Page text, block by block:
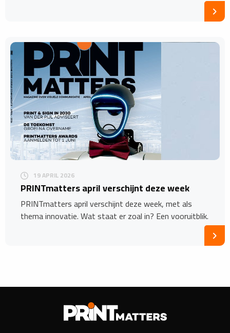
19 APRIL 2026
​PRINTmatters april verschijnt deze week
PRINTmatters april verschijnt deze week, met als
thema innovatie. Wat staat er zoal in? Een vooruitblik.